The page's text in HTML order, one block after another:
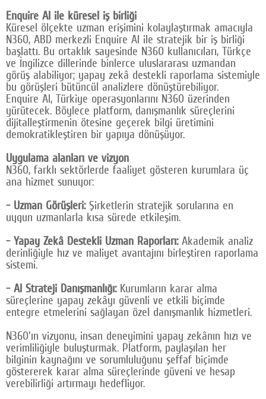
Enquire AI ile küresel iş birliği
Küresel ölçekte uzman erişimini kolaylaştırmak amacıyla
N360, ABD merkezli Enquire AI ile stratejik bir iş birliği
başlattı. Bu ortaklık sayesinde N360 kullanıcıları, Türkçe
ve İngilizce dillerinde binlerce uluslararası uzmandan
görüş alabiliyor; yapay zekâ destekli raporlama sistemiyle
bu görüşleri bütüncül analizlere dönüştürebiliyor.
Enquire AI, Türkiye operasyonlarını N360 üzerinden
yürütecek. Böylece platform, danışmanlık süreçlerini
dijitalleştirmenin ötesine geçerek bilgi üretimini
demokratikleştiren bir yapıya dönüşüyor.
Uygulama alanları ve vizyon
N360, farklı sektörlerde faaliyet gösteren kurumlara üç
ana hizmet sunuyor:
- Uzman Görüşleri:Şirketlerin stratejik sorularına en
uygun uzmanlarla kısa sürede etkileşim.
- Yapay Zekâ Destekli Uzman Raporları:Akademik analiz
derinliğiyle hız ve maliyet avantajını birleştiren raporlama
sistemi.
- AI Strateji Danışmanlığı:Kurumların karar alma
süreçlerine yapay zekâyı güvenli ve etkili biçimde
entegre etmelerini sağlayan özel danışmanlık hizmetleri.
N360'ın vizyonu, insan deneyimini yapay zekânın hızı ve
verimliliğiyle buluşturmak. Platform, paylaşılan her
bilginin kaynağını ve sorumluluğunu şeffaf biçimde
göstererek karar alma süreçlerinde güveni ve hesap
verebilirliği artırmayı hedefliyor.